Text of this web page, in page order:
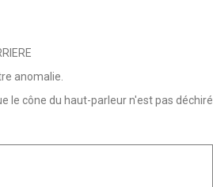
anomalie.
le cône du haut-parleur n'est pas déchiré